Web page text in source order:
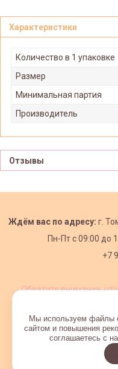
Характеристики
Количество в 1 упаковке
Размер
Минимальная партия
Производитель
Отзывы
Ждём вас по адресу: г.
Пн-Пт с09:00 до
+7
Обратите внимание,
Интернет-
Мы используем файлы
сайтом и повышения
соглашаетесь с